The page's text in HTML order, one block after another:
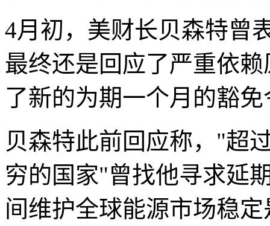
4月初，美财长贝森特曾
最终还是回应了严重依
了新的为期一个月的豁免
贝森特此前回应称，"超
穷的国家"曾找他寻求延
间维护全球能源市场稳